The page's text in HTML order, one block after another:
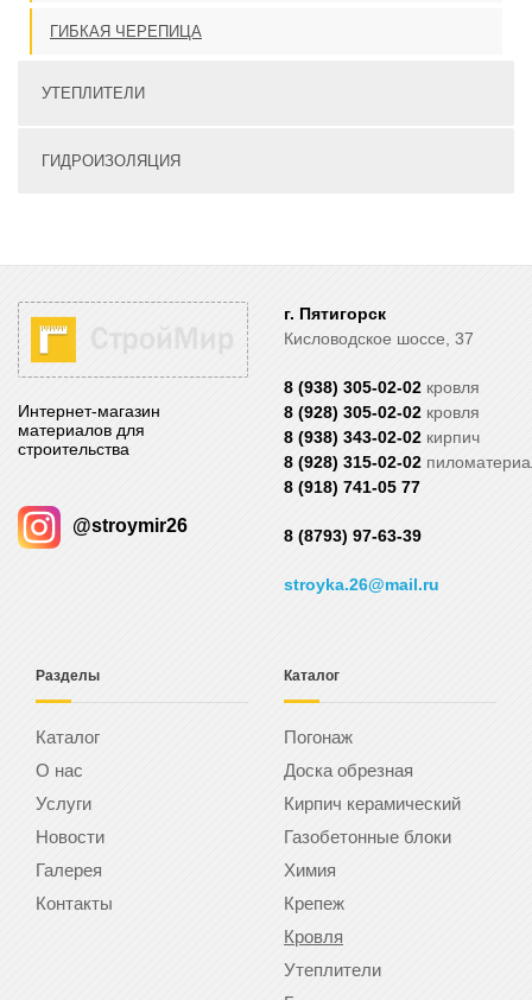
ГИБКАЯ ЧЕРЕПИЦА
УТЕПЛИТЕЛИ
ГИДРОИЗОЛЯЦИЯ
Интернет-магазин
материалов для
строительства
@stroymir26
г. Пятигорск
Кисловодское шоссе, 37
8 (938) 305-02-02 кровля
8 (928) 305-02-02 кровля
8 (938) 343-02-02 кирпич
8 (928) 315-02-02
8 (918) 741-05 77
8 (8793) 97-63-39
stroyka.26@mail.ru
Разделы
Каталог
О нас
Услуги
Новости
Галерея
Контакты
Каталог
Погонаж
Доска обрезная
Кирпич керамический
Газобетонные блоки
Химия
Крепеж
Кровля
Утеплители